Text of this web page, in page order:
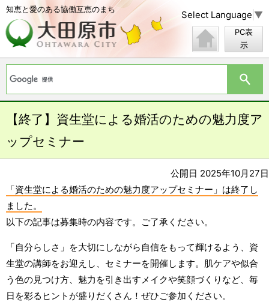
知恵と愛のある協働互恵のまち Select Language ▼
PC表
示
【終了】資生堂による婚活のための魅力度ア
ップセミナー
公開日 2025年10月27日
「資生堂による婚活のための魅力度アップセミナー」は終了し
ました。
以下の記事は募集時の内容です。ご了承ください。
「自分らしさ」を大切にしながら自信をもって輝けるよう、資
生堂の講師をお迎えし、セミナーを開催します。肌ケアや似合
う色の見つけ方、魅力を引き出すメイクや笑顔づくりなど、毎
日を彩るヒントが盛りだくさん！ぜひご参加ください。